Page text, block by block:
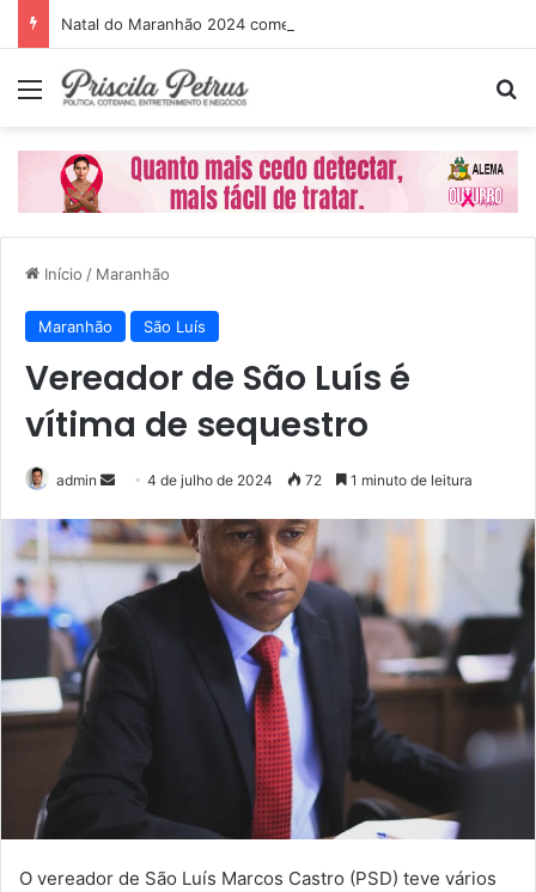
Natal do Maranhão 2024 começa dia 1º de dezembro
Menu
Início / Maranhão
Maranhão São Luís
Vereador de São Luís é
vítima de sequestro
admin
n
d
e
4 de julho de 2024 72 1 minuto de leitura
O vereador de São Luís Marcos Castro (PSD) teve vários